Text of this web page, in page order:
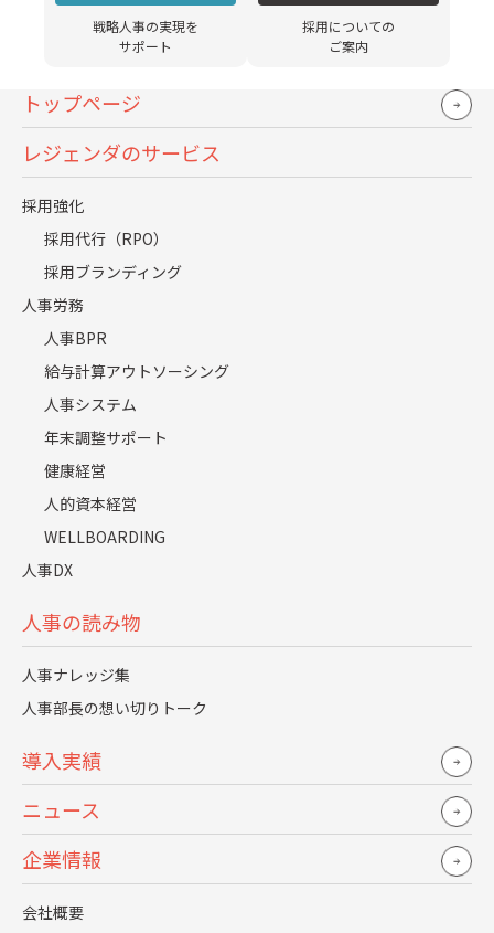
戦略人事の実現を
サポート
採用についての
ご案内
トップページ
レジェンダのサービス
採用強化
採用代行（RPO）
採用ブランディング
人事労務
人事BPR
給与計算アウトソーシング
人事システム
年末調整サポート
健康経営
人的資本経営
WELLBOARDING
人事DX
人事の読み物
人事ナレッジ集
人事部長の想い切りトーク
導入実績
ニュース
企業情報
会社概要
やらざるを得ない状況であれば、責任のある立場にな
ることはしてもよいが、自ら進んでやるほどの上昇志
向はない。プライベートと仕事のバランスをうまく取
れるような範囲で仕事がしたい。（山口大学/理系/ソ
フトウェア・情報処理・ネット関連内定）
自分の時間を確保したいというのが一番大きいです。
（相模女子大学/文系/陸運・海運・物流内定）
結婚した時のことを考えるとあまり時間がなくなる仕
事をしたくないから。（桜美林大学/文系/信金・労
金・信組内定）
文系/病院・医療機関内定）
自分には責任の大きな仕事や人に指示を促したりする
役割には向いていないと思うので。（京都ノートルダ
ム女子大学/文系/陸運・海運・物流内定）
「出世したくない」→「出世したい」
に化ける可能性は大いにある
現役女子学生のうち、出世したい派が7割近くもおり、その
理由として、豊かに暮らしたい、達成感・やりがいを求め
て新しいことにチャレンジしていきたい、自分の考えを形
にしたいなど、上昇志向が高く、はっきりしたビジョンを